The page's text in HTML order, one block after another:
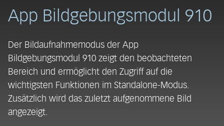
App Bildgebungsmodul 910
Der Bildaufnahmemodus der App
Bildgebungsmodul 910 zeigt den beobachteten
Bereich und ermöglicht den Zugriff auf die
wichtigsten Funktionen im Standalone-Modus.
Zusätzlich wird das zuletzt aufgenommene Bild
angezeigt.